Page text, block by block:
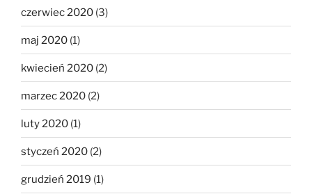
czerwiec 2020 (3)
maj 2020 (1)
kwiecień 2020 (2)
marzec 2020 (2)
luty 2020 (1)
styczeń 2020 (2)
grudzień 2019 (1)